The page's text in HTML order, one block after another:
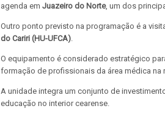
agenda em Juazeiro do Norte, um dos
Outro ponto previsto na programação é a
do Cariri (HU-UFCA)
O equipamento é considerado estratégico
formação de profissionais da área médica na
A unidade integra um conjunto de
educação no interior cearense.